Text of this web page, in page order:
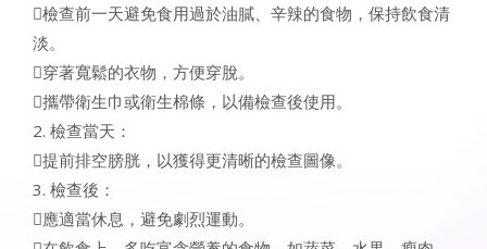
檢查前一天避免食用過於油膩、辛辣的食物，保持飲食清
淡。
穿著寬鬆的衣物，方便穿脫。
攜帶衛生巾或衛生棉條，以備檢查後使用。
2. 檢查當天：
提前排空膀胱，以獲得更清晰的檢查圖像。
3. 檢查後：
應適當休息，避免劇烈運動。